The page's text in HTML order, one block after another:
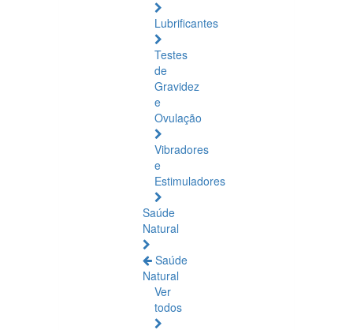
Lubrificantes
Testes
de
Gravidez
e
Ovulação
Vibradores
e
Estimuladores
Saúde
Natural
Saúde
Natural
Ver
todos